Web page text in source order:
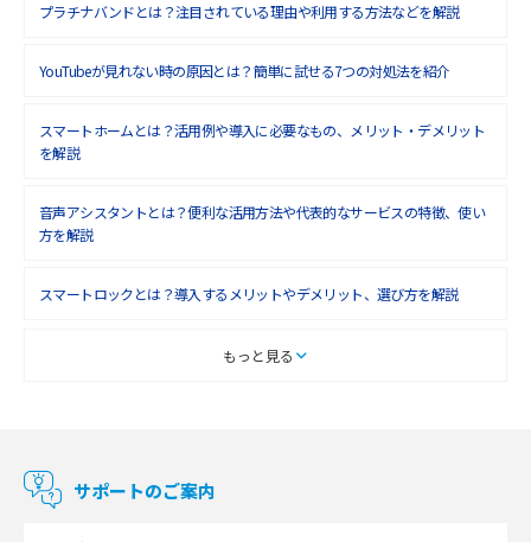
プラチナバンドとは？注目されている理由や利用する方法などを解説
YouTubeが見れない時の原因とは？簡単に試せる7つの対処法を紹介
スマートホームとは？活用例や導入に必要なもの、メリット・デメリット
を解説
音声アシスタントとは？便利な活用方法や代表的なサービスの特徴、使い
方を解説
スマートロックとは？導入するメリットやデメリット、選び方を解説
スマートテレビとは？特徴や選び方、使い方をわかりやすく解説
マンションで使えるWi-Fiは？種類ごとの特徴や選び方を紹介
もっと見る
サポートのご案内